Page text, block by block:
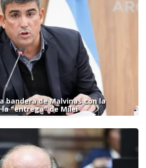
bandera de Malvinas con la
"entrega" de Milei